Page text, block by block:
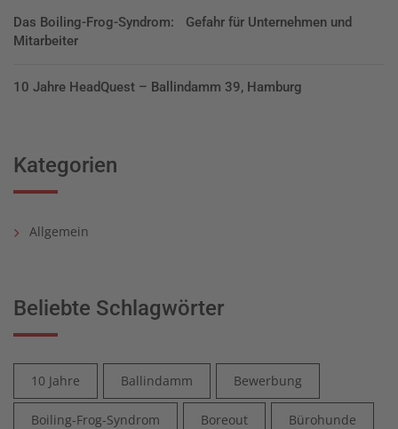
Das Boiling-Frog-Syndrom: Gefahr für Unternehmen und
Mitarbeiter
10 Jahre HeadQuest – Ballindamm 39, Hamburg
Kategorien
Allgemein
Beliebte Schlagwörter
10 Jahre Ballindamm Bewerbung
Boiling-Frog-Syndrom Boreout Bürohunde